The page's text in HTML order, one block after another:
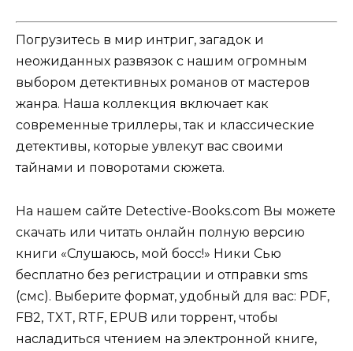
Погрузитесь в мир интриг, загадок и
неожиданных развязок с нашим огромным
выбором детективных романов от мастеров
жанра. Наша коллекция включает как
современные триллеры, так и классические
детективы, которые увлекут вас своими
тайнами и поворотами сюжета.
На нашем сайте Detective-Books.com Вы можете
скачать или читать онлайн полную версию
книги «Слушаюсь, мой босс!» Ники Сью
бесплатно без регистрации и отправки sms
(смс). Выберите формат, удобный для вас: PDF,
FB2, TXT, RTF, EPUB или торрент, чтобы
насладиться чтением на электронной книге,